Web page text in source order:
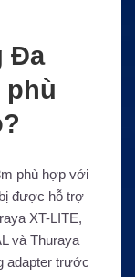
Đa
phù
phù hợp với
được hỗ trợ
XT-LITE,
và Thuraya
adapter trước